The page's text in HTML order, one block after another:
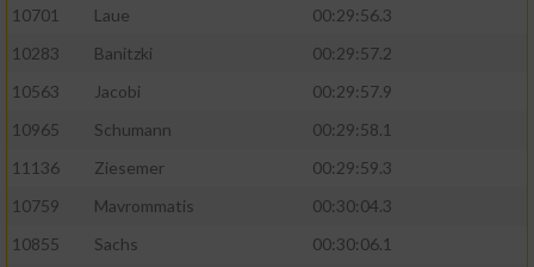
10701
Laue
00:29:56.3
10283
Banitzki
00:29:57.2
10563
Jacobi
00:29:57.9
10965
Schumann
00:29:58.1
11136
Ziesemer
00:29:59.3
10759
Mavrommatis
00:30:04.3
10855
Sachs
00:30:06.1